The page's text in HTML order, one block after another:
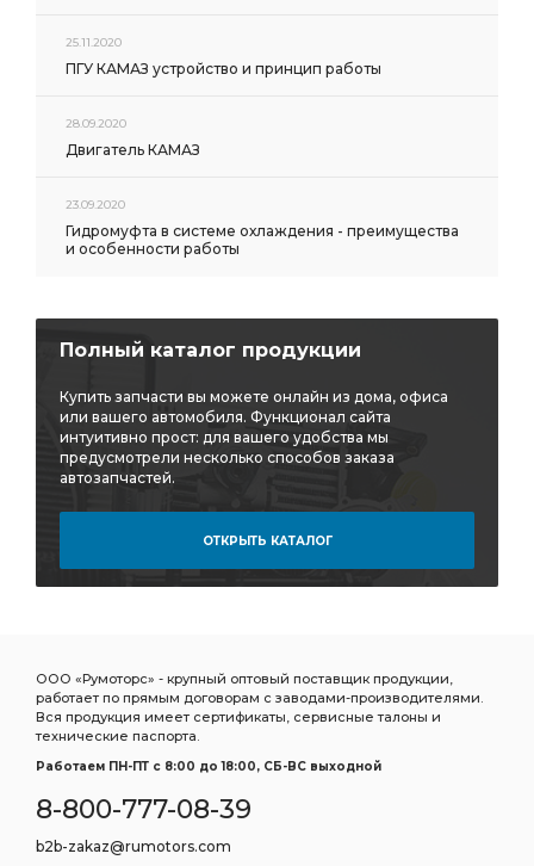
25.11.2020
ПГУ КАМАЗ устройство и принцип работы
28.09.2020
Двигатель КАМАЗ
23.09.2020
Гидромуфта в системе охлаждения - преимущества
и особенности работы
Полный каталог продукции
Купить запчасти вы можете онлайн из дома, офиса
или вашего автомобиля. Функционал сайта
интуитивно прост: для вашего удобства мы
предусмотрели несколько способов заказа
автозапчастей.
ОТКРЫТЬ КАТАЛОГ
ООО «Румоторс» - крупный оптовый поставщик продукции,
работает по прямым договорам с заводами-производителями.
Вся продукция имеет сертификаты, сервисные талоны и
технические паспорта.
Работаем ПН-ПТ c 8:00 до 18:00, СБ-ВС выходной
8-800-777-08-39
b2b-zakaz@rumotors.com